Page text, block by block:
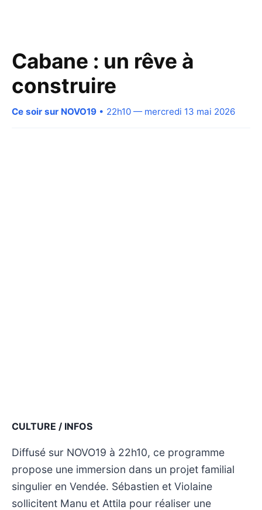
Cabane : un rêve à
construire
Ce soir sur NOVO19 • 22h10 — mercredi 13 mai 2026
CULTURE / INFOS
Diffusé sur NOVO19 à 22h10, ce programme
propose une immersion dans un projet familial
singulier en Vendée. Sébastien et Violaine
sollicitent Manu et Attila pour réaliser une